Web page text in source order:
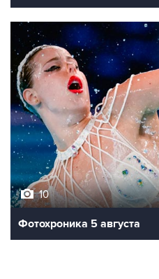
10
Фотохроника 5 августа